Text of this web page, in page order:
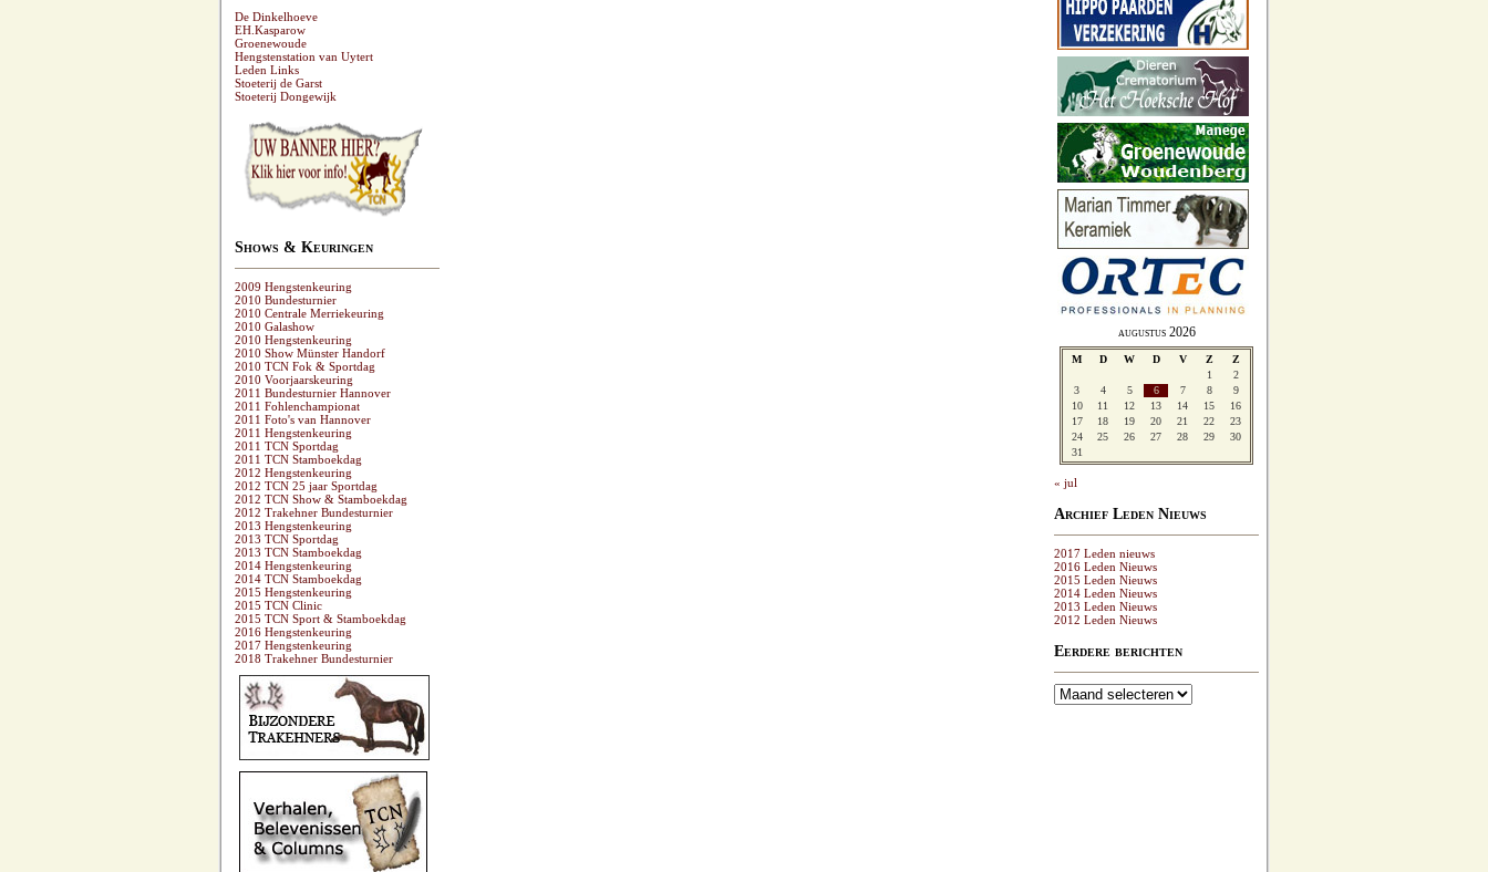
De Dinkelhoeve
EH.Kasparow
Groenewoude
Hengstenstation van Uytert
Leden Links
Stoeterij de Garst
Stoeterij Dongewijk
Shows & Keuringen
2009 Hengstenkeuring
2010 Bundesturnier
2010 Centrale Merriekeuring
2010 Galashow
2010 Hengstenkeuring
2010 Show Münster Handorf
2010 TCN Fok & Sportdag
2010 Voorjaarskeuring
2011 Bundesturnier Hannover
2011 Fohlenchampionat
2011 Foto's van Hannover
2011 Hengstenkeuring
2011 TCN Sportdag
2011 TCN Stamboekdag
2012 Hengstenkeuring
2012 TCN 25 jaar Sportdag
2012 TCN Show & Stamboekdag
2012 Trakehner Bundesturnier
2013 Hengstenkeuring
2013 TCN Sportdag
2013 TCN Stamboekdag
2014 Hengstenkeuring
2014 TCN Stamboekdag
2015 Hengstenkeuring
2015 TCN Clinic
2015 TCN Sport & Stamboekdag
2016 Hengstenkeuring
2017 Hengstenkeuring
2018 Trakehner Bundesturnier
augustus 2026
M D W D V Z
Z
1
2
3
4 5 6 7 8
9
10
11 12 13 14 15
16
17
18 19 20 21 22
23
24
25 26 27 28 29
30
31
« jul
Archief Leden Nieuws
2017 Leden nieuws
2016 Leden Nieuws
2015 Leden Nieuws
2014 Leden Nieuws
2013 Leden Nieuws
2012 Leden Nieuws
Eerdere berichten
Eerdere
berichten